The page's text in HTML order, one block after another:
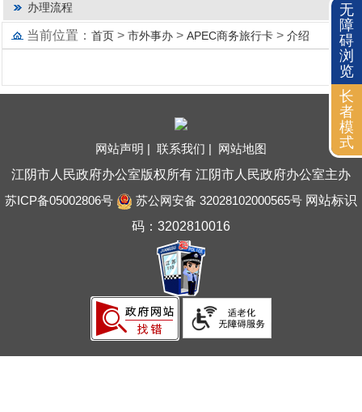
办理流程
当前位置：首页 >市外事办 >APEC商务旅行卡 >介绍
网站声明 | 联系我们 | 网站地图
江阴市人民政府办公室版权所有 江阴市人民政府办公室主办
苏ICP备05002806号
苏公网安备 32028102000565号网站标识
码：3202810016
无
障
碍
浏
览
长
者
模
式